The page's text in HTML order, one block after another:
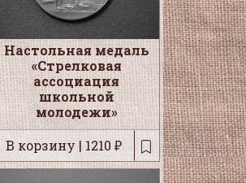
Настольная медаль
«Стрелковая
ассоциация
школьной
молодежи»
В корзину | 1210 ₽